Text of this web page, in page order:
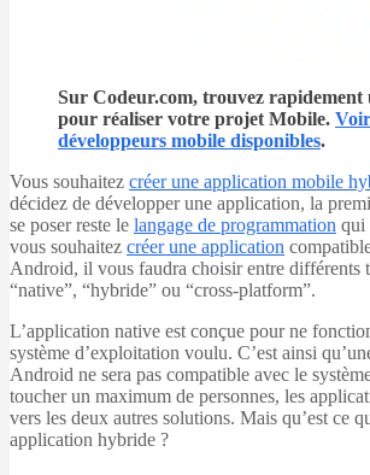
Sur Codeur.com, trouvez rapidement
pour réaliser votre projet Mobile.
développeurs mobile disponibles.
Vous souhaitez créer une application mobile
décidez de développer une application, la
se poser reste le langage de programmation qui
vous souhaitez créer une application
Android, il vous faudra choisir entre différents
“native”, “hybride” ou “cross-platform”.
L’application native est conçue pour ne
système d’exploitation voulu. C’est ainsi
Android ne sera pas compatible avec le
toucher un maximum de personnes, les
vers les deux autres solutions. Mais qu’est ce
application hybride ?